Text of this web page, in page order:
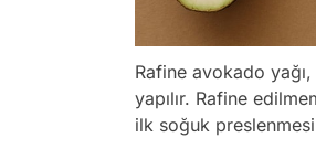
Rafine avokado
yapılır. Rafine
ilk soğuk